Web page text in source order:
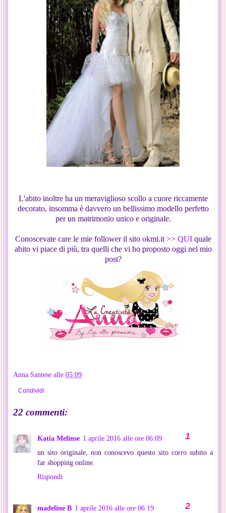
L'abito inoltre ha un meraviglioso scollo a cuore riccamente
decorato, insomma è davvero un bellissimo modello perfetto
per un matrimonio unico e originale.
Conoscevate care le mie follower il sito okmi.it >> QUIquale
abito vi piace di più, tra quelli che vi ho proposto oggi nel mio
post?
Anna Santese alle 05:09
Condividi
22 commenti:
Katia Melinse 1 aprile 2016 alle ore 06:09
un sito originale, non conoscevo questo sito corro subito a
far shopping online.
Rispondi
madeline B 1 aprile 2016 alle ore 06:19